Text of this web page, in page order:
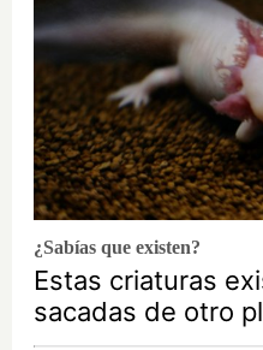
¿Sabías que existen?
Estas criaturas
sacadas de otro